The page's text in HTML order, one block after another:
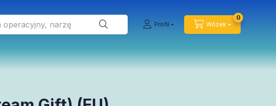
Profil Wózek
0